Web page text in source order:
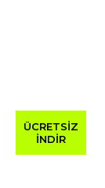
ÜCRETSİZ
İNDİR